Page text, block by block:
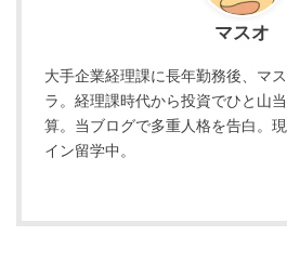
マスオ
大手企業経理課に長年勤務後、マ
ラ。経理課時代から投資でひと山
算。当ブログで多重人格を告白。
イン留学中。